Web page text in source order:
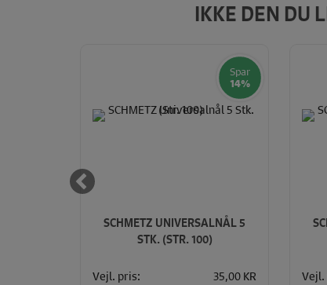
IKKE DEN DU
Spar
14%
SCHMETZ UNIVERSALNÅL 5
STK. (STR. 100)
Vejl. pris:
35,00 KR